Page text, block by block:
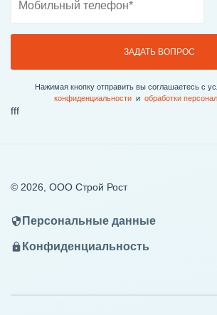
Нажимая кнопку отправить вы соглашаетесь с
конфиденциальностии обработки
fff
© 2026, ООО Строй Рост
Персональные данные
Конфиденциальность